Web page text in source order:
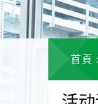
首頁